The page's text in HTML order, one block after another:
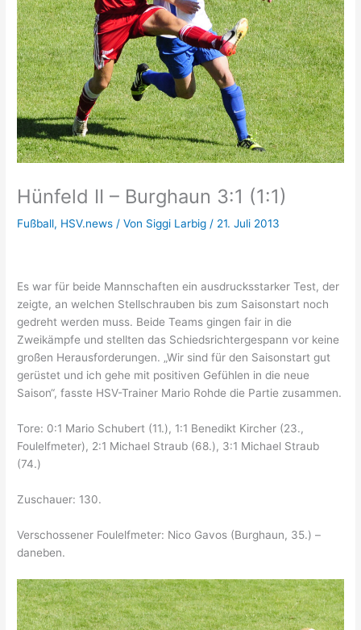
Hünfeld II – Burghaun 3:1 (1:1)
Fußball, HSV.news / Von Siggi Larbig / 21. Juli 2013
Es war für beide Mannschaften ein ausdrucksstarker Test, der
zeigte, an welchen Stellschrauben bis zum Saisonstart noch
gedreht werden muss. Beide Teams gingen fair in die
Zweikämpfe und stellten das Schiedsrichtergespann vor keine
großen Herausforderungen. „Wir sind für den Saisonstart gut
gerüstet und ich gehe mit positiven Gefühlen in die neue
Saison“, fasste HSV-Trainer Mario Rohde die Partie zusammen.
Tore: 0:1 Mario Schubert (11.), 1:1 Benedikt Kircher (23.,
Foulelfmeter), 2:1 Michael Straub (68.), 3:1 Michael Straub
(74.)
Zuschauer: 130.
Verschossener Foulelfmeter: Nico Gavos (Burghaun, 35.) –
daneben.